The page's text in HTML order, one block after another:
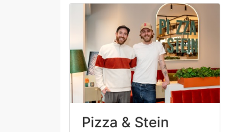
Pizza & Stein